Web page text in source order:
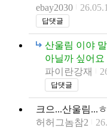
ebay2030
답댓글
산울림 이야
아닐까 싶어요
파이란강재
답댓글
크으...산울림...ㅎ
허허그놈참2